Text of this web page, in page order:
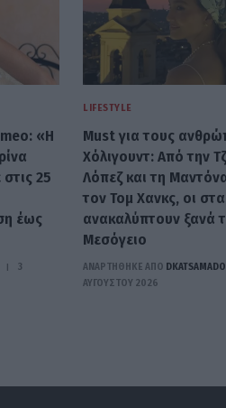
«Η
25
έως
3
LIFESTYLE
Must για τους
Χόλιγουντ: Από την
Λόπεζ και τη
τον Τομ Χανκς, οι
ανακαλύπτουν ξανά
Μεσόγειο
ΑΝΑΡΤΗΘΗΚΕ ΑΠΟ
ΑΥΓΟΎΣΤΟΥ 2026